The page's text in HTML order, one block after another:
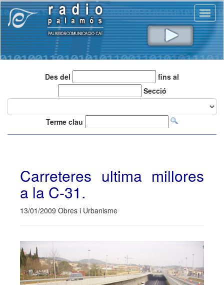
Des del
fins al
Secció
Terme clau
Carreteres ultima millores
a la C-31.
13/01/2009 Obres i Urbanisme